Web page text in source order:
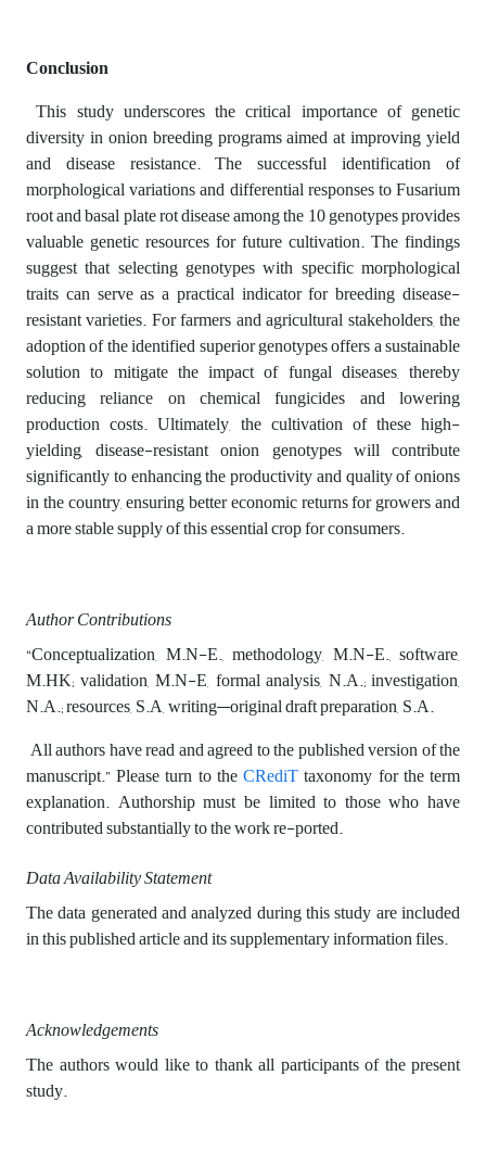
Conclusion
This study underscores the critical importance of genetic
diversity in onion breeding programs aimed at improving yield
and disease resistance. The successful identification of
morphological variations and differential responses to Fusarium
root and basal plate rot disease among the 10 genotypes provides
valuable genetic resources for future cultivation. The findings
suggest that selecting genotypes with specific morphological
traits can serve as a practical indicator for breeding disease-
resistant varieties. For farmers and agricultural stakeholders, the
adoption of the identified superior genotypes offers a sustainable
solution to mitigate the impact of fungal diseases, thereby
reducing reliance on chemical fungicides and lowering
production costs. Ultimately, the cultivation of these high-
yielding, disease-resistant onion genotypes will contribute
significantly to enhancing the productivity and quality of onions
in the country, ensuring better economic returns for growers and
a more stable supply of this essential crop for consumers.
Author Contributions
“Conceptualization, M.N-E., methodology, M.N-E., software,
M.HK; validation, M.N-E, formal analysis, N.A.; investigation,
N.A.; resources, S.A, writing—original draft preparation, S.A.
All authors have read and agreed to the published version of the
manuscript.” Please turn to theCRediTtaxonomy for the term
explanation. Authorship must be limited to those who have
contributed substantially to the work re-ported.
Data Availability Statement
The data generated and analyzed during this study are included
in this published article and its supplementary information files.
Acknowledgements
The authors would like to thank all participants of the present
study.